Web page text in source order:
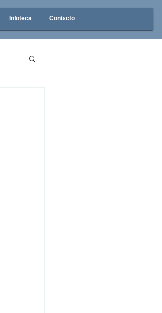
Infoteca Contacto